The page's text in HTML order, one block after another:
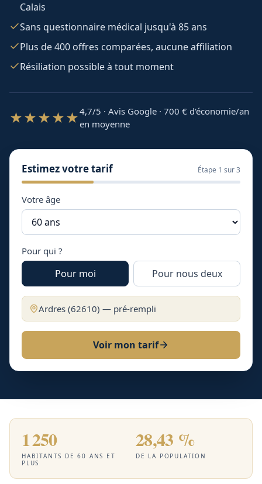
Calais
Sans questionnaire médical jusqu'à 85 ans
Plus de 400 offres comparées, aucune affiliation
Résiliation possible à tout moment
★★★★★4,7/5 · Avis Google · 700 € d'économie/an
en moyenne
Estimez votre tarif Étape 1 sur 3
Votre âge
Pour qui ?
Pour moi Pour nous deux
Ardres (62610) — pré-rempli
Voir mon tarif
1 250
HABITANTS DE 60 ANS ET
PLUS
28,43 %
DE LA POPULATION